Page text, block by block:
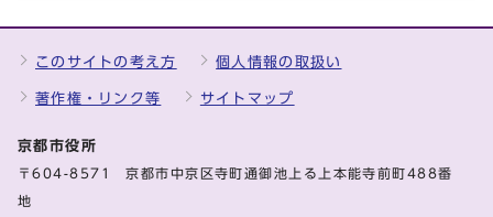
このサイトの考え方 個人情報の取扱い
著作権・リンク等 サイトマップ
京都市役所
〒604-8571 京都市中京区寺町通御池上る上本能寺前町488番
地